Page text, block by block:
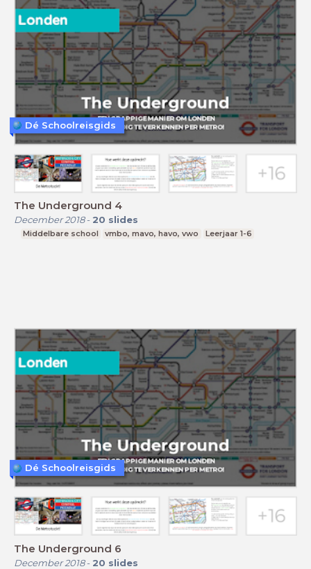
The Underground 4
December 2018- 20 slides
Middelbare school vmbo, mavo, havo, vwo Leerjaar 1-6
Dé Schoolreisgids
The Underground 6
December 2018- 20 slides
Dé Schoolreisgids